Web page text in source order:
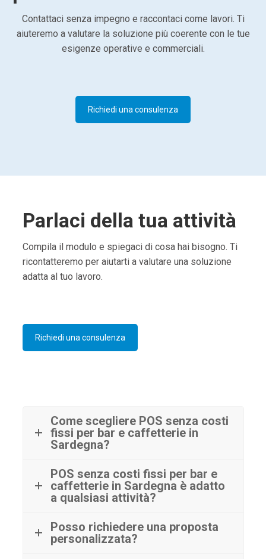
Contattaci senza impegno e raccontaci come lavori. Ti
aiuteremo a valutare la soluzione più coerente con le tue
esigenze operative e commerciali.
Richiedi una consulenza
Parlaci della tua attività
Compila il modulo e spiegaci di cosa hai bisogno. Ti
ricontatteremo per aiutarti a valutare una soluzione
adatta al tuo lavoro.
Richiedi una consulenza
Come scegliere POS senza costi
fissi per bar e caffetterie in
Sardegna?
POS senza costi fissi per bar e
caffetterie in Sardegna è adatto
a qualsiasi attività?
Posso richiedere una proposta
personalizzata?